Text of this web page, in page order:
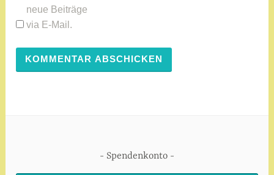
neue Beiträge
via E-Mail.
Spendenkonto